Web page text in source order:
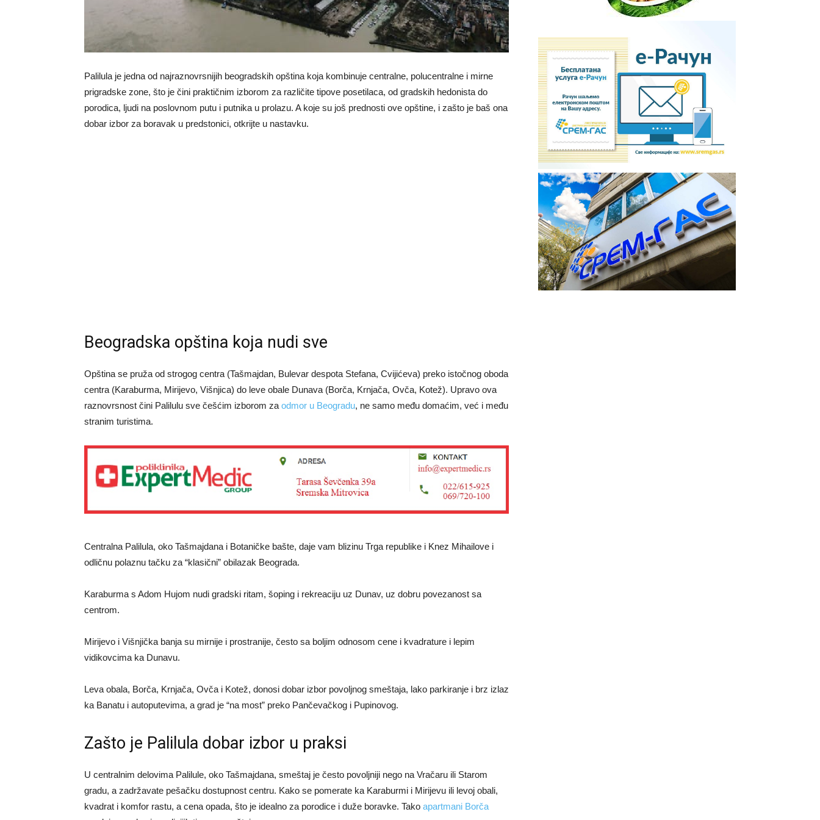
Palilula je jedna od najraznovrsnijih beogradskih opština koja kombinuje centralne, polucentralne i mirne
prigradske zone, što je čini praktičnim izborom za različite tipove posetilaca, od gradskih hedonista do
porodica, ljudi na poslovnom putu i putnika u prolazu. A koje su još prednosti ove opštine, i zašto je baš ona
dobar izbor za boravak u predstonici, otkrijte u nastavku.
Beogradska opština koja nudi sve
Opština se pruža od strogog centra (Tašmajdan, Bulevar despota Stefana, Cvijićeva) preko istočnog oboda
centra (Karaburma, Mirijevo, Višnjica) do leve obale Dunava (Borča, Krnjača, Ovča, Kotež). Upravo ova
raznovrsnost čini Palilulu sve češćim izborom za odmor u Beogradu, ne samo među domaćim, već i među
stranim turistima.
Centralna Palilula, oko Tašmajdana i Botaničke bašte, daje vam blizinu Trga republike i Knez Mihailove i
odličnu polaznu tačku za “klasični” obilazak Beograda.
Karaburma s Adom Hujom nudi gradski ritam, šoping i rekreaciju uz Dunav, uz dobru povezanost sa
centrom.
Mirijevo i Višnjička banja su mirnije i prostranije, često sa boljim odnosom cene i kvadrature i lepim
vidikovcima ka Dunavu.
Leva obala, Borča, Krnjača, Ovča i Kotež, donosi dobar izbor povoljnog smeštaja, lako parkiranje i brz izlaz
ka Banatu i autoputevima, a grad je “na most” preko Pančevačkog i Pupinovog.
Zašto je Palilula dobar izbor u praksi
U centralnim delovima Palilule, oko Tašmajdana, smeštaj je često povoljniji nego na Vračaru ili Starom
gradu, a zadržavate pešačku dostupnost centru. Kako se pomerate ka Karaburmi i Mirijevu ili levoj obali,
kvadrat i komfor rastu, a cena opada, što je idealno za porodice i duže boravke. Tako apartmani Borča